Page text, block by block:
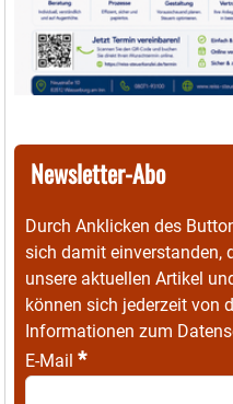
Newsletter-Abo
Durch Anklicken des
sich damit einverstanden,
unsere aktuellen Artikel
können sich jederzeit von
Informationen zum
E-Mail *